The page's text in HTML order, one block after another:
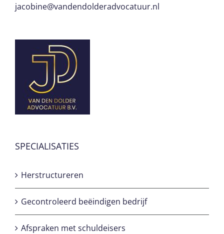
jacobine@vandendolderadvocatuur.nl
SPECIALISATIES
Herstructureren
Gecontroleerd beëindigen bedrijf
Afspraken met schuldeisers